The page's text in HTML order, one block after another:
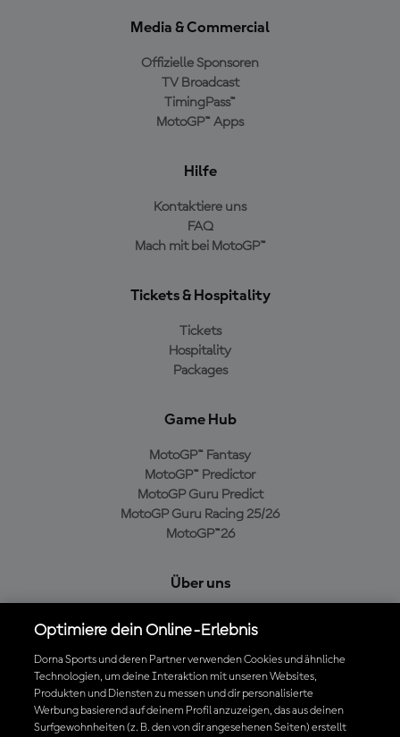
Media & Commercial
Offizielle Sponsoren
TV Broadcast
TimingPass™
MotoGP™ Apps
Hilfe
Kontaktiere uns
FAQ
Mach mit bei MotoGP™
Tickets & Hospitality
Tickets
Hospitality
Packages
Game Hub
MotoGP™ Fantasy
MotoGP™ Predictor
MotoGP Guru Predict
MotoGP Guru Racing 25/26
MotoGP™26
Über uns
Cookie-Richtlinien
Geschäftsbedingungen
Datenschutzrichtlinien
Kaufrichtlinie
Optimiere dein Online-Erlebnis
Dorna Sports und deren Partner verwenden Cookies und ähnliche
Technologien, um deine Interaktion mit unseren Websites,
Produkten und Diensten zu messen und dir personalisierte
Werbung basierend auf deinem Profil anzuzeigen, das aus deinen
Surfgewohnheiten (z. B. den von dir angesehenen Seiten) erstellt